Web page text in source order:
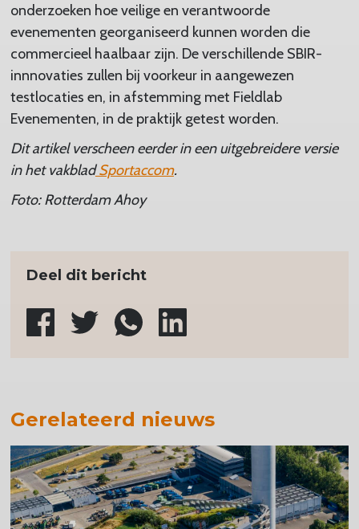
onderzoeken hoe veilige en verantwoorde
evenementen georganiseerd kunnen worden die
commercieel haalbaar zijn. De verschillende SBIR-
innnovaties zullen bij voorkeur in aangewezen
testlocaties en, in afstemming met Fieldlab
Evenementen, in de praktijk getest worden.
Dit artikel verscheen eerder in een uitgebreidere versie
in het vakbladSportaccom.
Foto: Rotterdam Ahoy
Deel dit bericht
Gerelateerd nieuws